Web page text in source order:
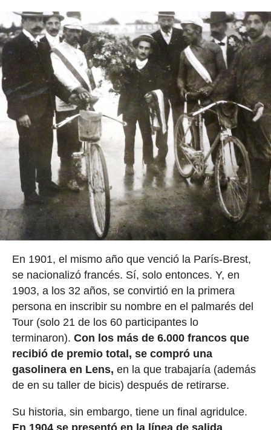
En 1901, el mismo año que venció la París-Brest,
se nacionalizó francés. Sí, solo entonces. Y, en
1903, a los 32 años, se convirtió en la primera
persona en inscribir su nombre en el palmarés del
Tour (solo 21 de los 60 participantes lo
terminaron). Con los más de 6.000 francos que
recibió de premio total, se compró una
gasolinera en Lens, en la que trabajaría (además
de en su taller de bicis) después de retirarse.
Su historia, sin embargo, tiene un final agridulce.
En 1904 se presentó en la línea de salida